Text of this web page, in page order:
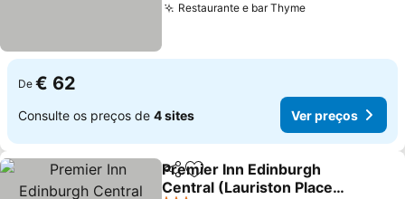
Restaurante e bar Thyme
De € 62
Consulte os preços de 4 sites Ver preços
PartilharAdicionar aos favoritos
Premier Inn Edinburgh
Central (Lauriston Place)